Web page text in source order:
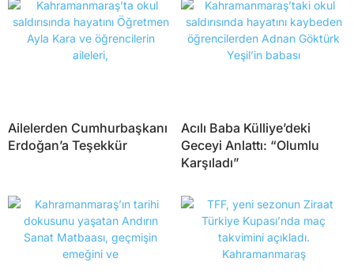
Ailelerden Cumhurbaşkanı
Erdoğan’a Teşekkür
Acılı Baba Külliye’deki
Geceyi Anlattı: “Olumlu
Karşıladı”